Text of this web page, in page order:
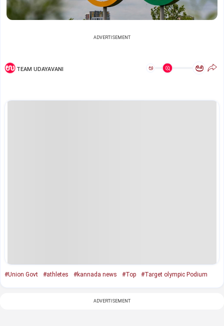
ADVERTISEMENT
TEAM UDAYAVANI ಅ ಅ
#Union Govt #athletes #kannada news #Top #Target olympic Podium
ADVERTISEMENT